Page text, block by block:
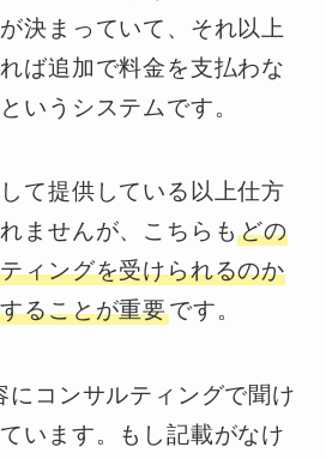
決まっていて、それ以上
ば追加で料金を支払わな
いうシステムです。
て提供している以上仕方
ませんが、こちらもどの
ィングを受けられるのか
ることが重要です。
にコンサルティングで聞け
います。もし記載がなけ